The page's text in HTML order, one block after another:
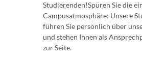
Studierenden!Spüren Sie die
Campusatmosphäre: Unsere
führen Sie persönlich über
und stehen Ihnen als
zur Seite.